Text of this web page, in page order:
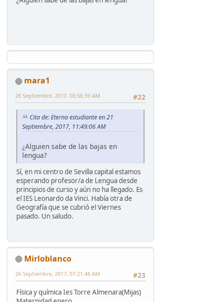
mara1
#22
26 Septiembre, 2017, 00:56:39 AM
Cita de: Eterna estudiante en 21
Septiembre, 2017, 11:49:06 AM
¿Alguien sabe de las bajas en
lengua?
Sí, en mi centro de Sevilla capital estamos
esperando profesor/a de Lengua desde
principios de curso y aún no ha llegado. Es
el IES Leonardo da Vinci. Había otra de
Geografía que se cubrió el Viernes
pasado. Un saludo.
Mirloblanco
#23
26 Septiembre, 2017, 07:21:48 AM
Física y química Ies Torre Almenara(Mijas)